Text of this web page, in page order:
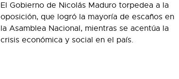
El Gobierno de Nicolás Maduro torpedea a la
oposición, que logró la mayoría de escaños en
la Asamblea Nacional, mientras se acentúa la
crisis económica y social en el país.